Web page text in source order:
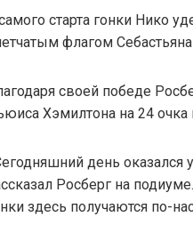
старта гонки Нико
флагом
своей победе
Хэмилтона на 24 очка
день оказался
Росберг на
здесь получаются по-